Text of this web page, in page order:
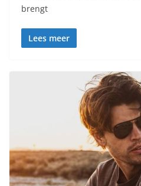
brengt
Lees meer